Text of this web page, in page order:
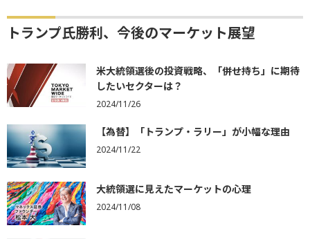
トランプ氏勝利、今後のマーケット展望
米大統領選後の投資戦略、「併せ持ち」に期待
したいセクターは？
2024/11/26
【為替】「トランプ・ラリー」が小幅な理由
2024/11/22
大統領選に見えたマーケットの心理
2024/11/08